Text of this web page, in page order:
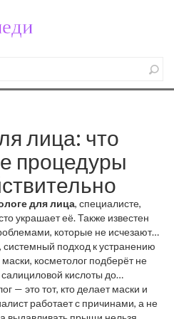
лица: что
процедуры
для лица, специалисте,
украшает её. Также известен
которые не исчезают
пигментацией, дряблостью и
который делает чистку.
почему у вас появляются
не уходят, и как именно ваша
или уколы.
, системный подход к устранению
, косметолог подберёт не
салициловой кислоты до
пигментные пятна,темные
от отбеливающих средств, он не
— это тот, кто делает маски и
работает с причинами, а не